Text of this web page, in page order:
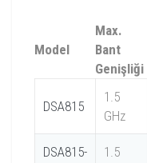
Model
Max.
Bant
Genişliği
DSA815
1.5
GHz
DSA815-
1.5